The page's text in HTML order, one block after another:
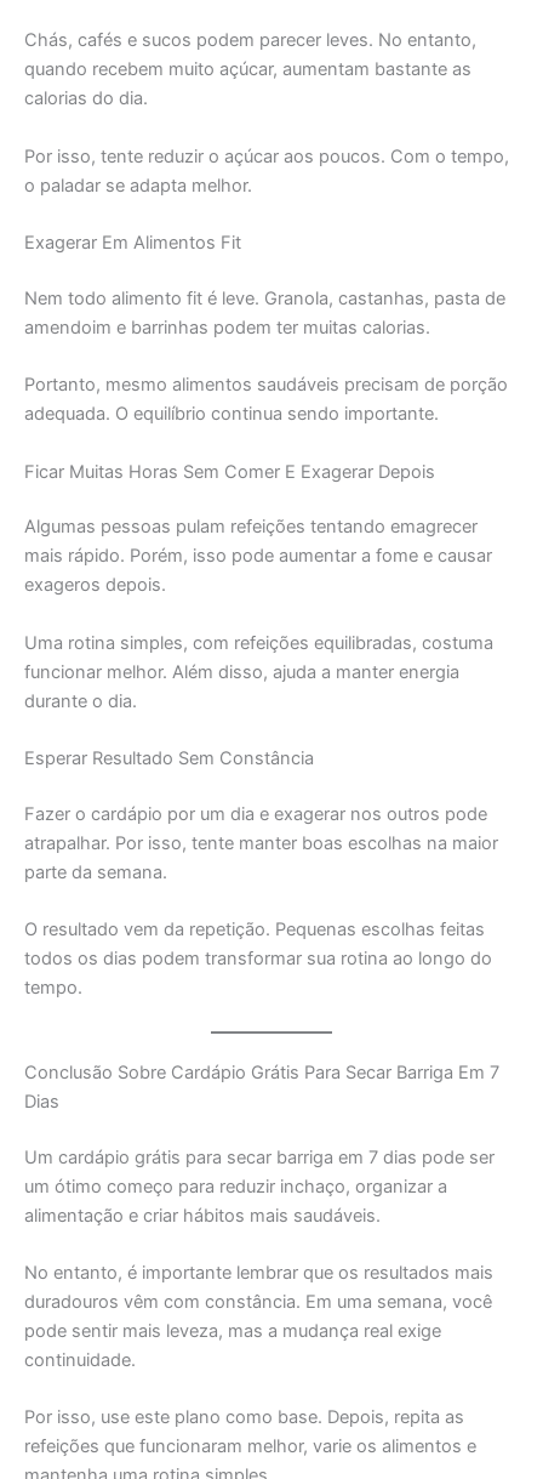
Chás, cafés e sucos podem parecer leves. No entanto,
quando recebem muito açúcar, aumentam bastante as
calorias do dia.
Por isso, tente reduzir o açúcar aos poucos. Com o tempo,
o paladar se adapta melhor.
Exagerar Em Alimentos Fit
Nem todo alimento fit é leve. Granola, castanhas, pasta de
amendoim e barrinhas podem ter muitas calorias.
Portanto, mesmo alimentos saudáveis precisam de porção
adequada. O equilíbrio continua sendo importante.
Ficar Muitas Horas Sem Comer E Exagerar Depois
Algumas pessoas pulam refeições tentando emagrecer
mais rápido. Porém, isso pode aumentar a fome e causar
exageros depois.
Uma rotina simples, com refeições equilibradas, costuma
funcionar melhor. Além disso, ajuda a manter energia
durante o dia.
Esperar Resultado Sem Constância
Fazer o cardápio por um dia e exagerar nos outros pode
atrapalhar. Por isso, tente manter boas escolhas na maior
parte da semana.
O resultado vem da repetição. Pequenas escolhas feitas
todos os dias podem transformar sua rotina ao longo do
tempo.
Conclusão Sobre Cardápio Grátis Para Secar Barriga Em 7
Dias
Um cardápio grátis para secar barriga em 7 dias pode ser
um ótimo começo para reduzir inchaço, organizar a
alimentação e criar hábitos mais saudáveis.
No entanto, é importante lembrar que os resultados mais
duradouros vêm com constância. Em uma semana, você
pode sentir mais leveza, mas a mudança real exige
continuidade.
Por isso, use este plano como base. Depois, repita as
refeições que funcionaram melhor, varie os alimentos e